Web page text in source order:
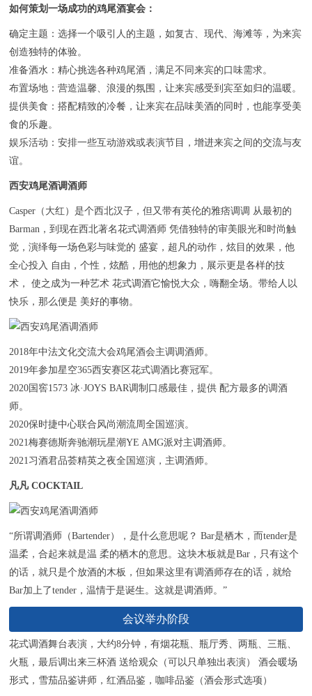
如何策划一场成功的鸡尾酒宴会：
确定主题：选择一个吸引人的主题，如复古、现代、海滩等，为来宾
创造独特的体验。
准备酒水：精心挑选各种鸡尾酒，满足不同来宾的口味需求。
布置场地：营造温馨、浪漫的氛围，让来宾感受到宾至如归的温暖。
提供美食：搭配精致的冷餐，让来宾在品味美酒的同时，也能享受美
食的乐趣。
娱乐活动：安排一些互动游戏或表演节目，增进来宾之间的交流与友
谊。
西安鸡尾酒调酒师
Casper（大红）是个西北汉子，但又带有英伦的雅痞调调 从最初的
Barman，到现在西北著名花式调酒师 凭借独特的审美眼光和时尚触
觉，演绎每一场色彩与味觉的 盛宴，超凡的动作，炫目的效果，他
全心投入 自由，个性，炫酷，用他的想象力，展示更是各样的技
术， 使之成为一种艺术 花式调酒它愉悦大众，嗨翻全场。带给人以
快乐，那么便是 美好的事物。
2018年中法文化交流大会鸡尾酒会主调调酒师。
2019年参加星空365西安赛区花式调酒比赛冠军。
2020国窖1573 冰·JOYS BAR调制口感最佳，提供 配方最多的调酒
师。
2020保时捷中心联合风尚潮流周全国巡演。
2021梅赛德斯奔驰潮玩星潮YE AMG派对主调酒师。
2021习酒君品荟精英之夜全国巡演，主调酒师。
凡凡 COCKTAIL
“所谓调酒师（Bartender），是什么意思呢？ Bar是栖木，而tender是
温柔，合起来就是温 柔的栖木的意思。这块木板就是Bar，只有这个
的话，就只是个放酒的木板，但如果这里有调酒师存在的话，就给
Bar加上了tender，温情于是诞生。这就是调酒师。”
会议举办阶段
花式调酒舞台表演，大约8分钟，有烟花瓶、瓶厅秀、两瓶、三瓶、
火瓶，最后调出来三杯酒 送给观众（可以只单独出表演） 酒会暖场
形式，雪茄品鉴讲师，红酒品鉴，咖啡品鉴（酒会形式选项）